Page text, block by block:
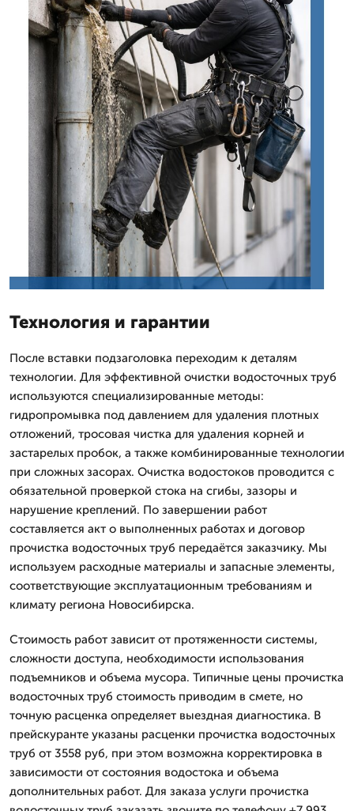
Технология и гарантии
После вставки подзаголовка переходим к деталям
технологии. Для эффективной очистки водосточных труб
используются специализированные методы:
гидропромывка под давлением для удаления плотных
отложений, тросовая чистка для удаления корней и
застарелых пробок, а также комбинированные технологии
при сложных засорах. Очистка водостоков проводится с
обязательной проверкой стока на сгибы, зазоры и
нарушение креплений. По завершении работ
составляется акт о выполненных работах и договор
прочистка водосточных труб передаётся заказчику. Мы
используем расходные материалы и запасные элементы,
соответствующие эксплуатационным требованиям и
климату региона Новосибирска.
Стоимость работ зависит от протяженности системы,
сложности доступа, необходимости использования
подъемников и объема мусора. Типичные цены прочистка
водосточных труб стоимость приводим в смете, но
точную расценка определяет выездная диагностика. В
прейскуранте указаны расценки прочистка водосточных
труб от 3558 руб, при этом возможна корректировка в
зависимости от состояния водостока и объема
дополнительных работ. Для заказа услуги прочистка